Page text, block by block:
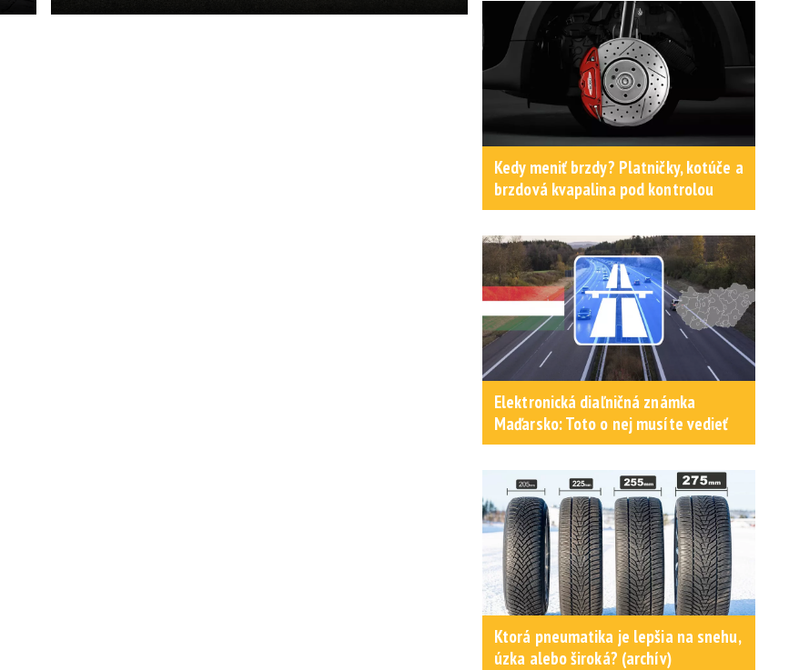
Kedy meniť brzdy? Platničky, kotúče a
brzdová kvapalina pod kontrolou
Elektronická diaľničná známka
Maďarsko: Toto o nej musíte vedieť
Ktorá pneumatika je lepšia na snehu,
úzka alebo široká? (archív)